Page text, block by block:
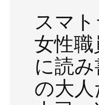
スマ
女性
に読
の大